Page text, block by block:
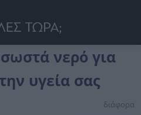
νερό για
υγεία σας
διάφορα